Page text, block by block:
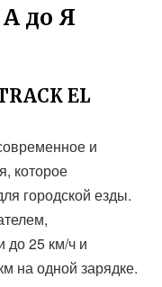
до Я
EL
и
которое
городской езды.
до 25 км/ч и
на одной зарядке.